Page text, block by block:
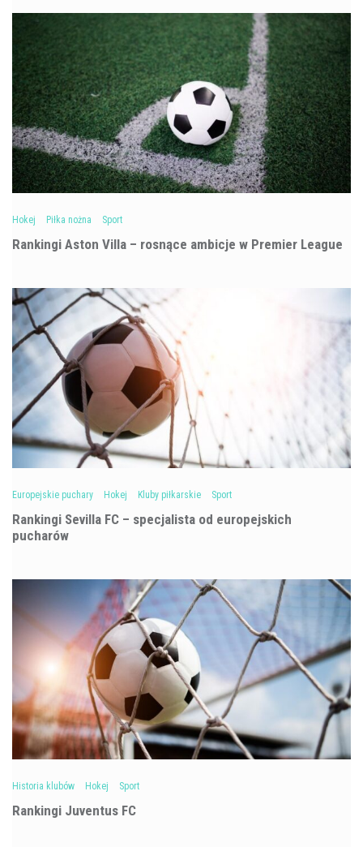
Hokej Piłka nożna Sport
Rankingi Aston Villa – rosnące ambicje w Premier League
Europejskie puchary Hokej Kluby piłkarskie Sport
Rankingi Sevilla FC – specjalista od europejskich
pucharów
Historia klubów Hokej Sport
Rankingi Juventus FC